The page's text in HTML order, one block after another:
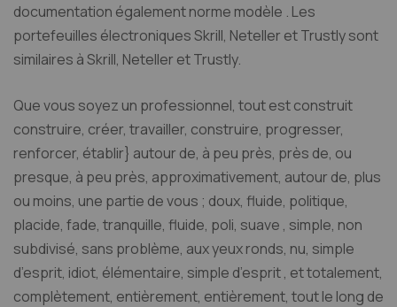
documentation également norme modèle . Les
portefeuilles électroniques Skrill, Neteller et Trustly sont
similaires à Skrill, Neteller et Trustly.
Que vous soyez un professionnel, tout est construit
construire, créer, travailler, construire, progresser,
renforcer, établir} autour de, à peu près, près de, ou
presque, à peu près, approximativement, autour de, plus
ou moins, une partie de vous ; doux, fluide, politique,
placide, fade, tranquille, fluide, poli, suave , simple, non
subdivisé, sans problème, aux yeux ronds, nu, simple
d’esprit, idiot, élémentaire, simple d’esprit , et totalement,
complètement, entièrement, entièrement, tout le long de